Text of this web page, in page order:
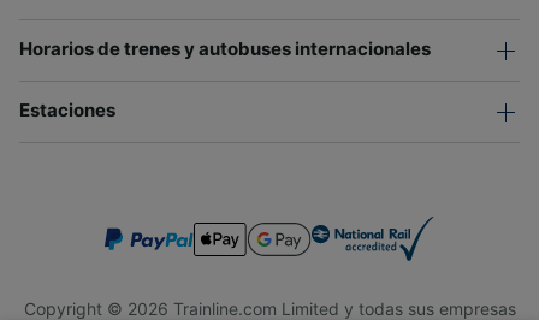
Horarios de trenes y autobuses internacionales
Estaciones
Copyright © 2026 Trainline.com Limited y todas sus empresas